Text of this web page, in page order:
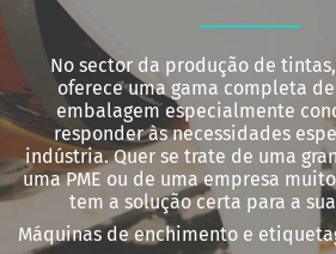
No sector da produção de tintas,
oferece uma gama completa
embalagem especialmente
responder às necessidades
indústria. Quer se trate de uma
uma PME ou de uma empresa
tem a solução certa para a
Máquinas de enchimento e